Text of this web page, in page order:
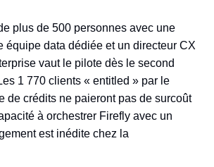
plus de 500 personnes avec une
équipe data dédiée et un directeur CX
vaut le pilote dès le second
1 770 clients « entitled » par le
de crédits ne paieront pas de surcoût
à orchestrer Firefly avec un
est inédite chez la